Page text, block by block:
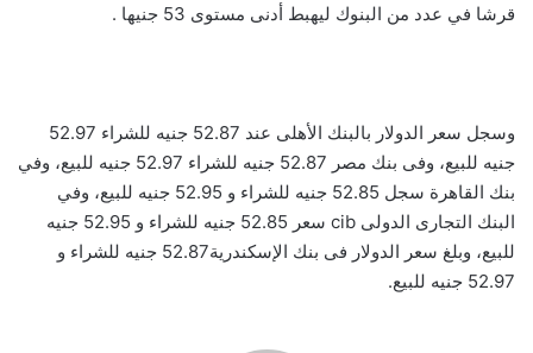
قرشا في عدد من البنوك ليهبط أدنى مستوى 53 جنيها .
وسجل سعر الدولار بالبنك الأهلى عند 52.87 جنيه للشراء 52.97
جنيه للبيع، وفى بنك مصر 52.87 جنيه للشراء 52.97 جنيه للبيع، وفي
بنك القاهرة سجل 52.85 جنيه للشراء و 52.95 جنيه للبيع، وفي
البنك التجارى الدولى cib سعر 52.85 جنيه للشراء و 52.95 جنيه
للبيع، وبلغ سعر الدولار فى بنك الإسكندرية52.87 جنيه للشراء و
52.97 جنيه للبيع.